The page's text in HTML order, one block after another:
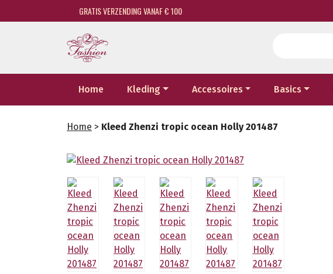
GRATIS VERZENDING VANAF € 100
Home Kleding Accessoires Basics
Home > Kleed Zhenzi tropic ocean Holly 201487